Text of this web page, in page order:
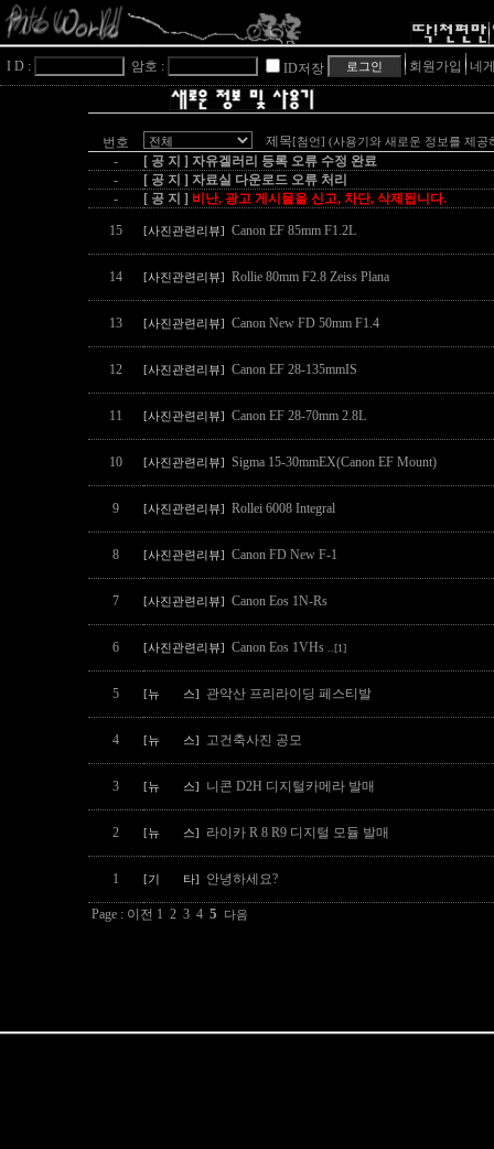
I D : 암호 : ID저장 회원가입 네
번호 제목[첨언] (사용기와 새로운 정보를 제공
-
[ 공 지 ] 자유겔러리 등록 오류 수정 완료
-
[ 공 지 ] 자료실 다운로드 오류 처리
-
[ 공 지 ] 비난, 광고 게시물을 신고, 차단, 삭제됩니다.
15 [사진관련리뷰] Canon EF 85mm F1.2L
14 [사진관련리뷰] Rollie 80mm F2.8 Zeiss Plana
13 [사진관련리뷰] Canon New FD 50mm F1.4
12 [사진관련리뷰] Canon EF 28-135mmIS
11 [사진관련리뷰] Canon EF 28-70mm 2.8L
10 [사진관련리뷰] Sigma 15-30mmEX(Canon EF Mount)
9 [사진관련리뷰] Rollei 6008 Integral
8 [사진관련리뷰] Canon FD New F-1
7 [사진관련리뷰] Canon Eos 1N-Rs
6 [사진관련리뷰] Canon Eos 1VHs ..[1]
5 [뉴 스] 관악산 프리라이딩 페스티발
4 [뉴 스] 고건축사진 공모
3 [뉴 스] 니콘 D2H 디지털카메라 발매
2 [뉴 스] 라이카 R 8 R9 디지털 모듈 발매
1 [기 타] 안녕하세요?
Page : 이전 1 2 3 4 5 다음